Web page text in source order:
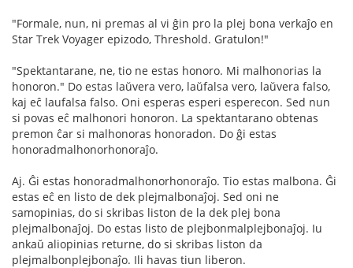
"Formale, nun, ni premas al vi ĝin pro la plej bona verkaĵo en
Star Trek Voyager epizodo, Threshold. Gratulon!"
"Spektantarane, ne, tio ne estas honoro. Mi malhonorias la
honoron." Do estas laŭvera vero, laŭfalsa vero, laŭvera falso,
kaj eĉ laufalsa falso. Oni esperas esperi esperecon. Sed nun
si povas eĉ malhonori honoron. La spektantarano obtenas
premon ĉar si malhonoras honoradon. Do ĝi estas
honoradmalhonorhonoraĵo.
Aj. Ĝi estas honoradmalhonorhonoraĵo. Tio estas malbona. Ĝi
estas eĉ en listo de dek plejmalbonaĵoj. Sed oni ne
samopinias, do si skribas liston de la dek plej bona
plejmalbonaĵoj. Do estas listo de plejbonmalplejbonaĵoj. Iu
ankaŭ aliopinias returne, do si skribas liston da
plejmalbonplejbonaĵo. Ili havas tiun liberon.